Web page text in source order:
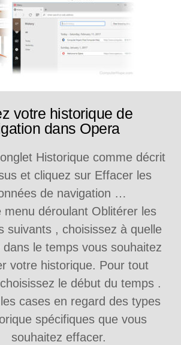
votre historique de
dans Opera
Historique comme décrit
et cliquez sur Effacer les
de navigation …
menu déroulant Oblitérer les
suivants , choisissez à quelle
dans le temps vous souhaitez
votre historique. Pour tout
le début du temps .
cases en regard des types
spécifiques que vous
souhaitez effacer.